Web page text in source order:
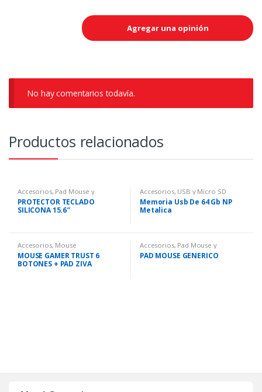
No hay comentarios todavía.
Productos relacionados
Accesorios, Pad Mouse y
Protectores
PROTECTOR TECLADO
SILICONA 15.6″
Accesorios, USB y Micro SD
Memoria Usb De 64 Gb NP
Metalica
Accesorios, Mouse
MOUSE GAMER TRUST 6
BOTONES + PAD ZIVA
Accesorios, Pad Mouse y
Protectores
PAD MOUSE GENERICO